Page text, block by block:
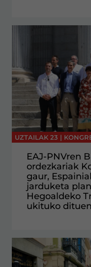
UZTAILAK 23 |
EAJ-PNVren
ordezkariak
gaur,
jarduketa
Hegoaldeko
ukituko